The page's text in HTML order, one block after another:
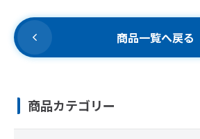
商品一覧へ戻る
商品カテゴリー